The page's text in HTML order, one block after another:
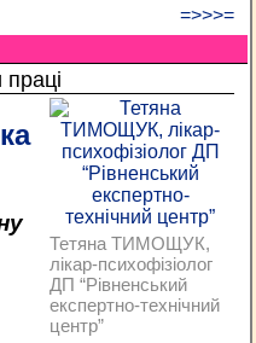
=>>>=
Тетяна ТИМОЩУК,
лікар-психофізіолог
ДП “Рівненський
експертно-технічний
центр”